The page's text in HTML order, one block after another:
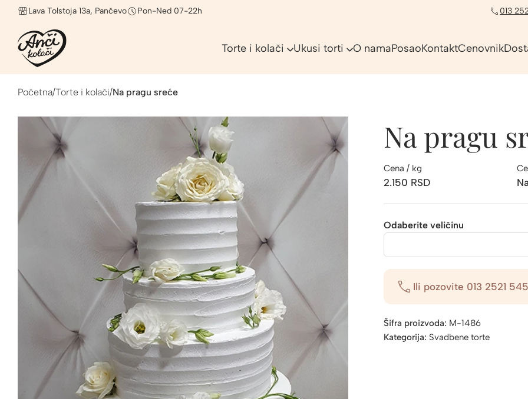
Lava Tolstoja 13a, Pančevo Pon-Ned 07-22h 013
Torte i kolači Ukusi torti O namaPosaoKontaktCenovnik
Početna/Torte i kolači/Na pragu sreće
Na pragu
Cena / kg
2.150 RSD
Odaberite veličinu
Ili pozovite 013 2521 545
Šifra proizvoda: M-1486
Kategorija: Svadbene torte